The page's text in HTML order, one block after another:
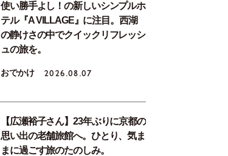
使い勝手よし！の新しいシンプルホ
テル『A VILLAGE』に注目。西湖
の静けさの中でクイックリフレッシ
ュの旅を。
おでかけ 2026.08.07
【広瀬裕子さん】23年ぶりに京都の
思い出の老舗旅館へ。ひとり、気ま
まに過ごす旅のたのしみ。